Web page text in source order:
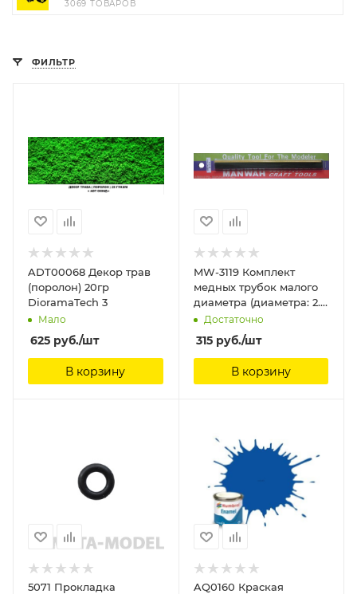
3069 ТОВАРОВ
ФИЛЬТР
ADT00068 Декор трав
(поролон) 20гр
DioramaTech 3
Мало
625 руб./шт
В корзину
MW-3119 Комплект
медных трубок малого
диаметра (диаметра: 2.0
mm) (2 пакета) ManWah
Достаточно
315руб./шт
В корзину
5071 Прокладка
AQ0160 Краская